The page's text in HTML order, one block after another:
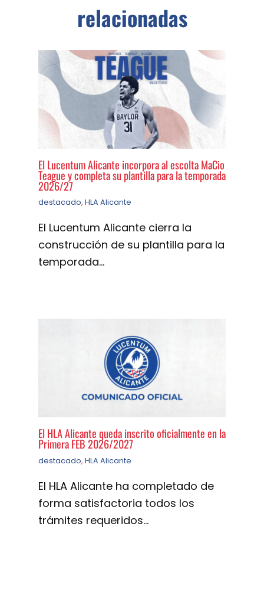
relacionadas
El Lucentum Alicante incorpora al escolta MaCio
Teague y completa su plantilla para la temporada
2026/27
destacado, HLA Alicante
El Lucentum Alicante cierra la
construcción de su plantilla para la
temporada…
El HLA Alicante queda inscrito oficialmente en la
Primera FEB 2026/2027
destacado, HLA Alicante
El HLA Alicante ha completado de
forma satisfactoria todos los
trámites requeridos…